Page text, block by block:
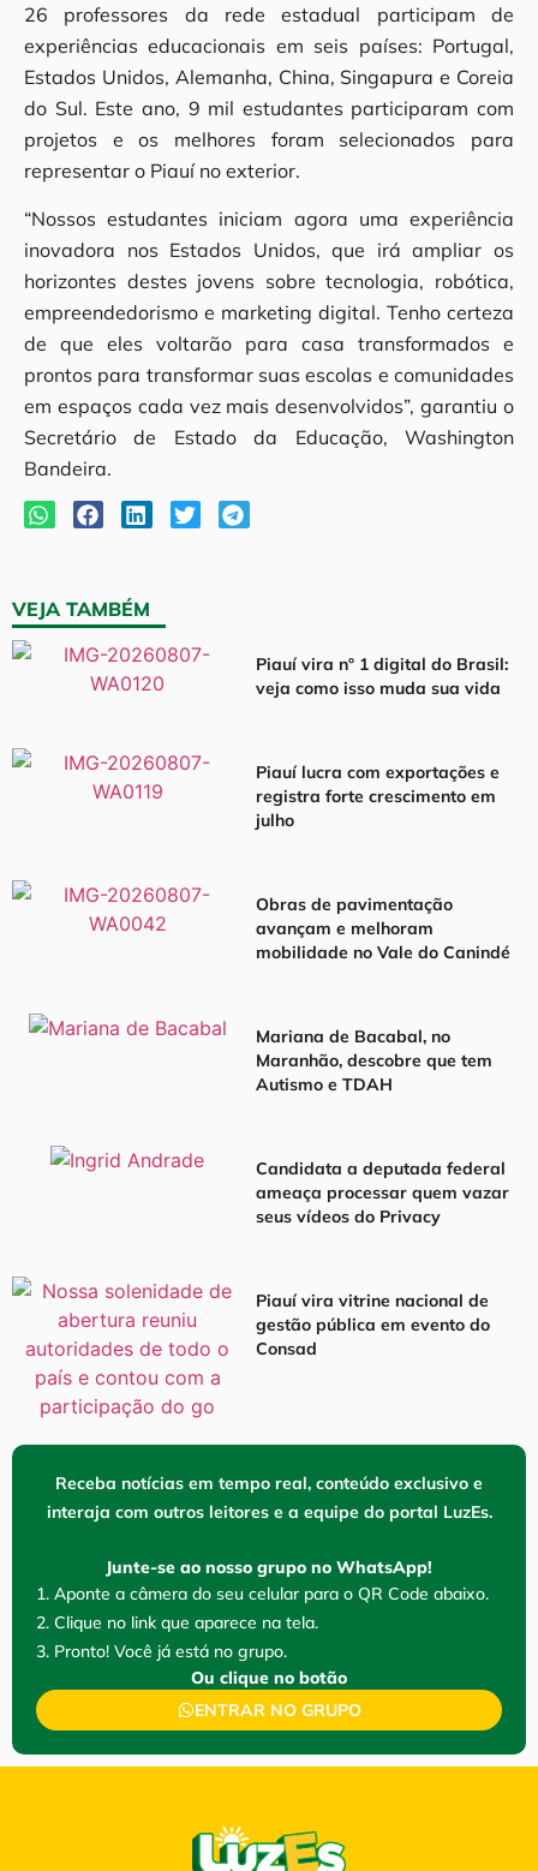
26 professores da rede estadual participam de
experiências educacionais em seis países: Portugal,
Estados Unidos, Alemanha, China, Singapura e Coreia
do Sul. Este ano, 9 mil estudantes participaram com
projetos e os melhores foram selecionados para
representar o Piauí no exterior.
“Nossos estudantes iniciam agora uma experiência
inovadora nos Estados Unidos, que irá ampliar os
horizontes destes jovens sobre tecnologia, robótica,
empreendedorismo e marketing digital. Tenho certeza
de que eles voltarão para casa transformados e
prontos para transformar suas escolas e comunidades
em espaços cada vez mais desenvolvidos”, garantiu o
Secretário de Estado da Educação, Washington
Bandeira.
VEJA TAMBÉM
Piauí vira nº 1 digital do Brasil:
veja como isso muda sua vida
Piauí lucra com exportações e
registra forte crescimento em
julho
Obras de pavimentação
avançam e melhoram
mobilidade no Vale do Canindé
Mariana de Bacabal, no
Maranhão, descobre que tem
Autismo e TDAH
Candidata a deputada federal
ameaça processar quem vazar
seus vídeos do Privacy
Piauí vira vitrine nacional de
gestão pública em evento do
Consad
Receba notícias em tempo real, conteúdo exclusivo e
interaja com outros leitores e a equipe do portal LuzEs.
Junte-se ao nosso grupo no WhatsApp!
1. Aponte a câmera do seu celular para o QR Code abaixo.
2. Clique no link que aparece na tela.
3. Pronto! Você já está no grupo.
Ou clique no botão
ENTRAR NO GRUPO